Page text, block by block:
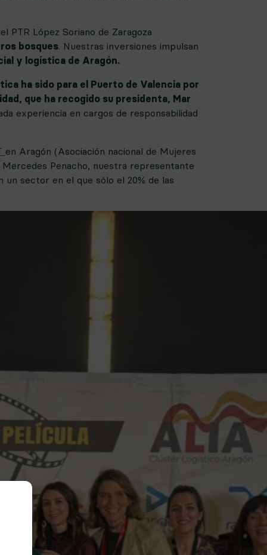
PTR López Soriano de Zaragoza
bosques. Nuestras inversiones impulsan
y logística de Aragón.
ha sido para el Puerto de Valencia por
que ha recogido su presidenta, Mar
experiencia en cargos de responsabilidad
en Aragón (Asociación nacional de Mujeres
Penacho, nuestra representante
un sector en el que sólo el 20% de las